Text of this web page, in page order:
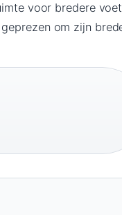
voor bredere
om zijn